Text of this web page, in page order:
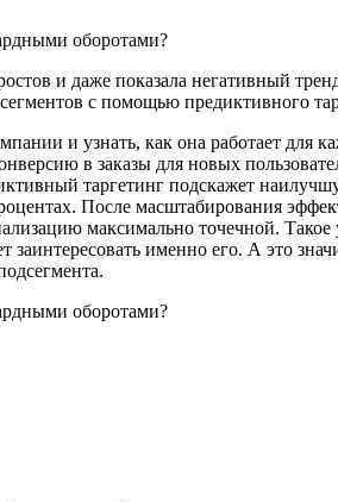
и даже показала негативный
с помощью предиктивного
и узнать, как она работает для
в заказы для новых
таргетинг подскажет
После масштабирования
максимально точечной.
заинтересовать именно его. А это